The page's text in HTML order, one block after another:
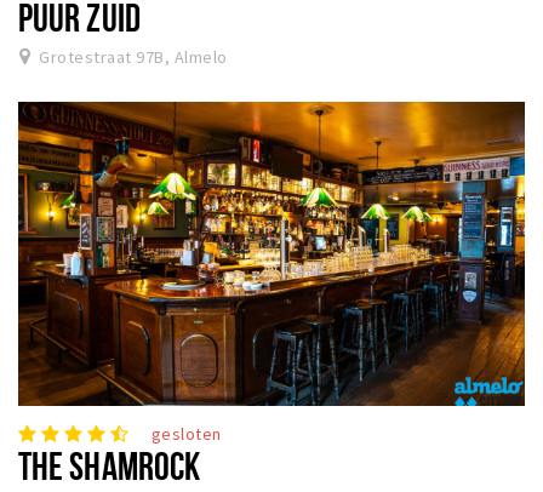
PUUR ZUID
Grotestraat 97B, Almelo
gesloten
THE SHAMROCK